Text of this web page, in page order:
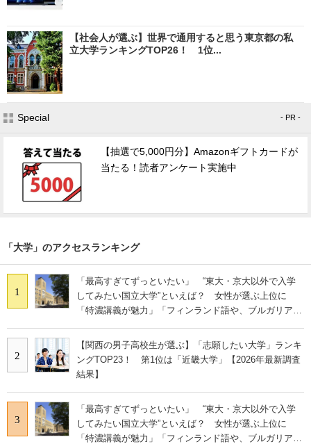
【社会人が選ぶ】世界で通用すると思う東京都の私
立大学ランキングTOP26！ 1位...
Special - PR -
【抽選で5,000円分】Amazonギフトカードが
当たる！読者アンケート実施中
「大学」のアクセスランキング
1
「最高すぎてずっといたい」 “東大・京大以外で入学
してみたい国立大学”といえば？ 女性が選ぶ上位に
「特濃講義が魅力」「フィンランド語や、ブルガリア語
2
【関西の男子高校生が選ぶ】「志願したい大学」ランキ
ングTOP23！ 第1位は「近畿大学」【2026年最新調査
結果】
3
「最高すぎてずっといたい」 “東大・京大以外で入学
してみたい国立大学”といえば？ 女性が選ぶ上位に
「特濃講義が魅力」「フィンランド語や、ブルガリア語